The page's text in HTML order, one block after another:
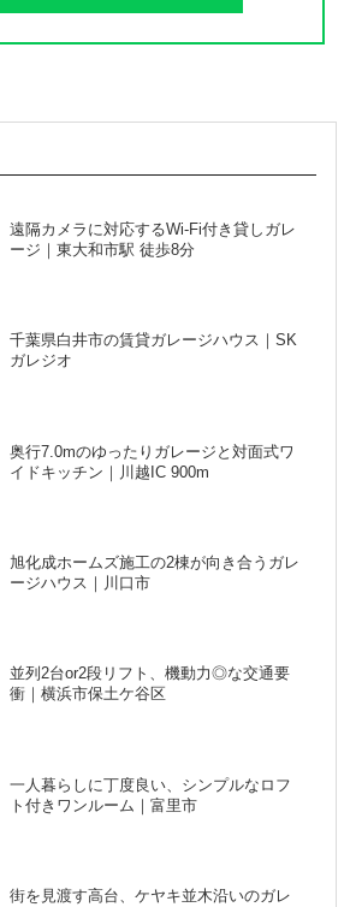
遠隔カメラに対応するWi-Fi付き貸しガレ
ージ｜東大和市駅 徒歩8分
千葉県白井市の賃貸ガレージハウス｜SK
ガレジオ
奥行7.0mのゆったりガレージと対面式ワ
イドキッチン｜川越IC 900m
旭化成ホームズ施工の2棟が向き合うガレ
ージハウス｜川口市
並列2台or2段リフト、機動力◎な交通要
衝｜横浜市保土ケ谷区
一人暮らしに丁度良い、シンプルなロフ
ト付きワンルーム｜富里市
街を見渡す高台、ケヤキ並木沿いのガレ